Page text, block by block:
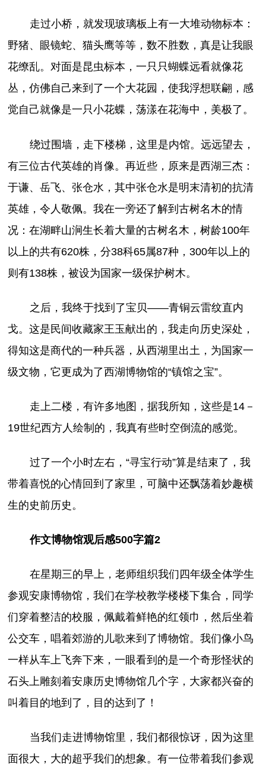
走过小桥，就发现玻璃板上有一大堆动物标本：
野猪、眼镜蛇、猫头鹰等等，数不胜数，真是让我眼
花缭乱。对面是昆虫标本，一只只蝴蝶远看就像花
丛，仿佛自己来到了一个大花园，使我浮想联翩，感
觉自己就像是一只小花蝶，荡漾在花海中，美极了。
绕过围墙，走下楼梯，这里是内馆。远远望去，
有三位古代英雄的肖像。再近些，原来是西湖三杰：
于谦、岳飞、张仓水，其中张仓水是明末清初的抗清
英雄，令人敬佩。我在一旁还了解到古树名木的情
况：在湖畔山涧生长着大量的古树名木，树龄100年
以上的共有620株，分38科65属87种，300年以上的
则有138株，被设为国家一级保护树木。
之后，我终于找到了宝贝――青铜云雷纹直内
戈。这是民间收藏家王玉献出的，我走向历史深处，
得知这是商代的一种兵器，从西湖里出土，为国家一
级文物，它更成为了西湖博物馆的“镇馆之宝”。
走上二楼，有许多地图，据我所知，这些是14－
19世纪西方人绘制的，我真有些时空倒流的感觉。
过了一个小时左右，“寻宝行动”算是结束了，我
带着喜悦的心情回到了家里，可脑中还飘荡着妙趣横
生的史前历史。
作文博物馆观后感500字篇2
在星期三的早上，老师组织我们四年级全体学生
参观安康博物馆，我们在学校教学楼楼下集合，同学
们穿着整洁的校服，佩戴着鲜艳的红领巾，然后坐着
公交车，唱着郊游的儿歌来到了博物馆。我们像小鸟
一样从车上飞奔下来，一眼看到的是一个奇形怪状的
石头上雕刻着安康历史博物馆几个字，大家都兴奋的
叫着目的地到了，目的达到了！
当我们走进博物馆里，我们都很惊讶，因为这里
面很大，大的超乎我们的想象。有一位带着我们参观